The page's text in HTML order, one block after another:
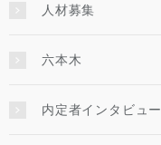
人材募集
六本木
内定者インタビュー